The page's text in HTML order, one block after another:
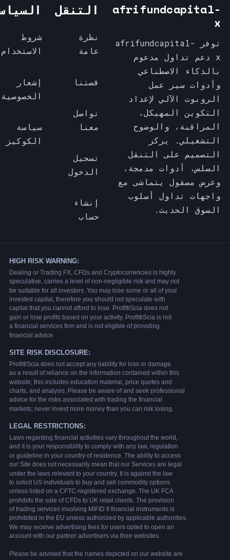
afrifundcapital-
x
توفر afrifundcapital-
x دعم تداول مدعوم
بالذكاء الاصطناعي
وأدوات سير عمل
الروبوت الآلي لإعداد
التكوين المهيكل،
المراقبة، والوضوح
التشغيلي. يركز
التصميم على التنقل
السلس، أدوات مدمجة،
وعرض مصقول يتماشى مع
واجهات تداول أسلوب
السوق الحديث.
التنقل
نظرة
عامة
قصتنا
تواصل
معنا
تسجيل
الدخول
إنشاء
حساب
شروط
الاستخدام
إشعار
الخصوصية
سياسة
الكوكيز